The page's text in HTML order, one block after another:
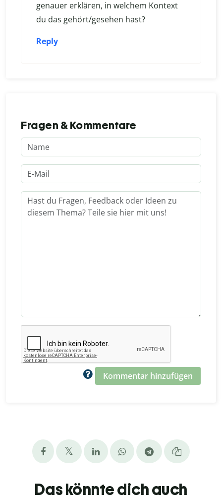
genauer erklären, in welchem Kontext
du das gehört/gesehen hast?
Reply
Fragen & Kommentare
Kommentar hinzufügen
Das könnte dich auch